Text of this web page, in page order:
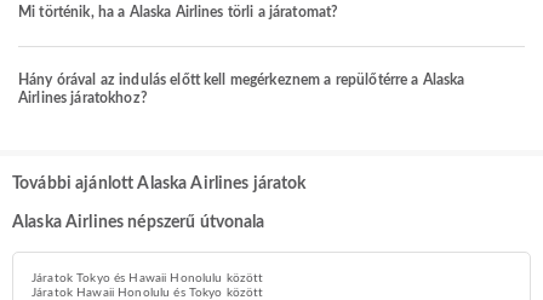
Mi történik, ha a Alaska Airlines törli a járatomat?
Hány órával az indulás előtt kell megérkeznem a repülőtérre a Alaska
Airlines járatokhoz?
További ajánlott Alaska Airlines járatok
Alaska Airlines népszerű útvonala
Járatok Tokyo és Hawaii Honolulu között
Járatok Hawaii Honolulu és Tokyo között